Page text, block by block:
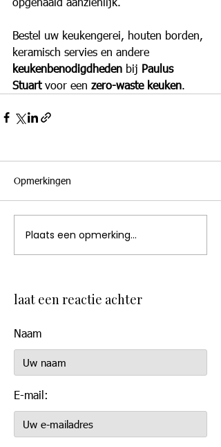
Bestel uw keukengerei, houten borden,
keramisch servies en andere
keukenbenodigdheden bij Paulus
Stuart voor een zero-waste keuken.
Opmerkingen
Plaats een opmerking...
laat een reactie achter
Naam
E-mail: